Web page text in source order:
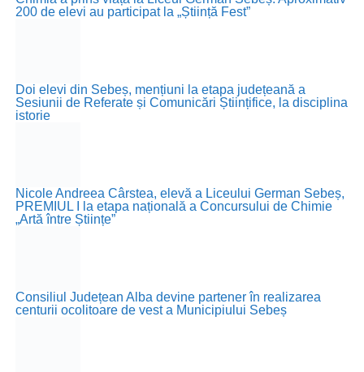
200 de elevi au participat la „Știință Fest”
Doi elevi din Sebeș, mențiuni la etapa județeană a
Sesiunii de Referate și Comunicări Științifice, la disciplina
istorie
Nicole Andreea Cârstea, elevă a Liceului German Sebeș,
PREMIUL I la etapa națională a Concursului de Chimie
„Artă între Științe”
Consiliul Județean Alba devine partener în realizarea
centurii ocolitoare de vest a Municipiului Sebeș